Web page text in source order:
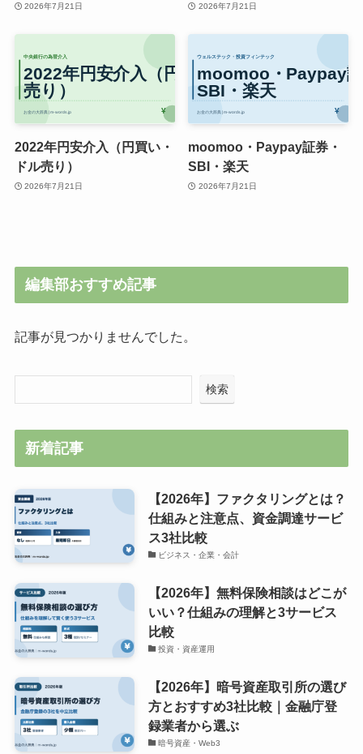
2026年7月21日 2026年7月21日
2022年円安介入（円買い・
ドル売り）
2026年7月21日
moomoo・Paypay証券・
SBI・楽天
2026年7月21日
編集部おすすめ記事
記事が見つかりませんでした。
検索
新着記事
【2026年】ファクタリングとは？
仕組みと注意点、資金調達サービ
ス3社比較
ビジネス・企業・会計
【2026年】無料保険相談はどこが
いい？仕組みの理解と3サービス
比較
投資・資産運用
【2026年】暗号資産取引所の選び
方とおすすめ3社比較｜金融庁登
録業者から選ぶ
暗号資産・Web3